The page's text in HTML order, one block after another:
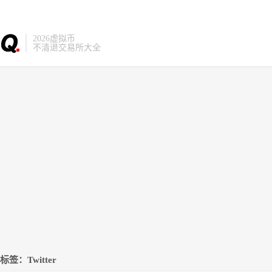
2026虚拟币
不清退交易所大全
标签：Twitter